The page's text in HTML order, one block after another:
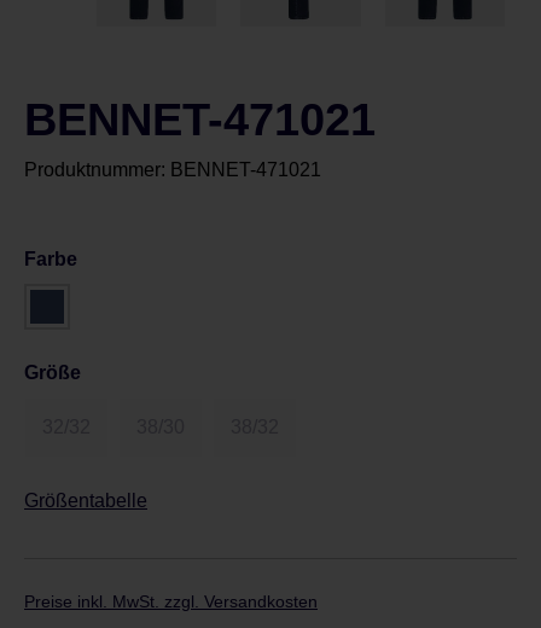
BENNET-471021
Produktnummer: BENNET-471021
Farbe
Größe
Größentabelle
Preise inkl. MwSt. zzgl. Versandkosten